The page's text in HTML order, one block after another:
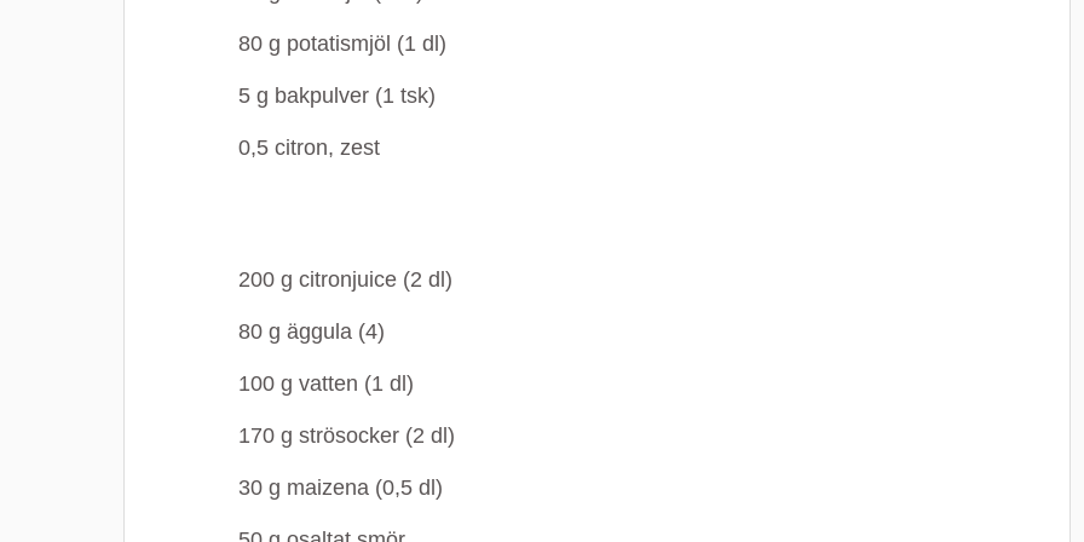
80 g potatismjöl (1 dl)
5 g bakpulver (1 tsk)
0,5 citron, zest
200 g citronjuice (2 dl)
80 g äggula (4)
100 g vatten (1 dl)
170 g strösocker (2 dl)
30 g maizena (0,5 dl)